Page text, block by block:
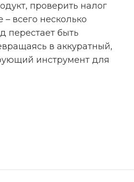
проверить налог
– всего несколько
перестает быть
в аккуратный,
инструмент для